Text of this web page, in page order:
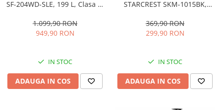
SF-204WD-SLE, 199 L, Clasa E,
Termostat Ajustabil, Usi
reversibile, H 143 cm, Argintiu
1.099,90 RON
949,90 RON
IN STOC
ADAUGA IN COS
STARCREST SKM-1015BK,
Accesorii, 10 Viteze + Pulse,
Negru
369,90 RON
299,90 RON
IN STOC
ADAUGA IN COS